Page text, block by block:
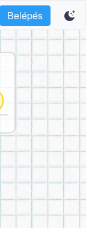
Belépés